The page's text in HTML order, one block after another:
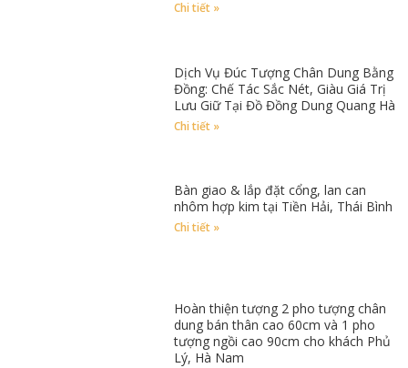
Chi tiết »
Dịch Vụ Đúc Tượng Chân Dung Bằng
Đồng: Chế Tác Sắc Nét, Giàu Giá Trị
Lưu Giữ Tại Đồ Đồng Dung Quang Hà
Chi tiết »
Bàn giao & lắp đặt cổng, lan can
nhôm hợp kim tại Tiền Hải, Thái Bình
Chi tiết »
Hoàn thiện tượng 2 pho tượng chân
dung bán thân cao 60cm và 1 pho
tượng ngồi cao 90cm cho khách Phủ
Lý, Hà Nam